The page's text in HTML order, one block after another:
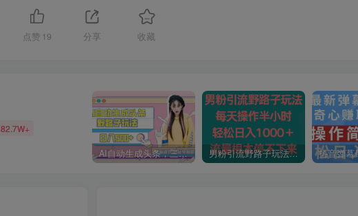
点赞 19 分享 收藏
82.7W+
AI自动生成头条，三天必起号，三分钟轻松发布内容，复制粘贴，保姆级教… 男粉引流野路子玩法，每天操作半小时轻松日入1000＋，流量根本停不下来